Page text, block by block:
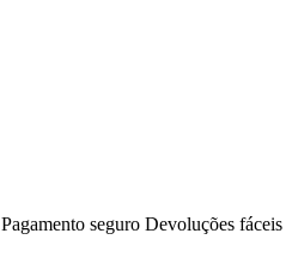
Pagamento seguro Devoluções fáceis